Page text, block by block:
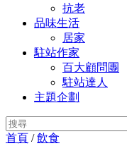
抗老
品味生活
居家
駐站作家
百大顧問團
駐站達人
主題企劃
首頁 /飲食